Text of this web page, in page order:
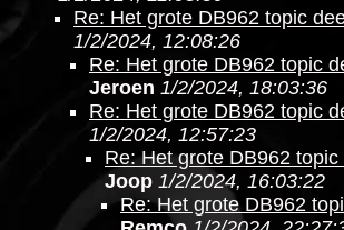
Re: Het grote DB962 topic
1/2/2024, 12:08:26
Re: Het grote DB962 topic
Jeroen 1/2/2024, 18:03:36
Re: Het grote DB962 topic
1/2/2024, 12:57:23
Re: Het grote DB962
Joop 1/2/2024, 16:03:22
Re: Het grote DB962